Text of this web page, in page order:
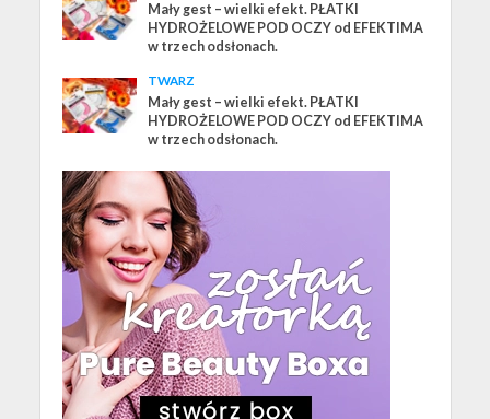
Mały gest – wielki efekt. PŁATKI
HYDROŻELOWE POD OCZY od EFEKTIMA
w trzech odsłonach.
TWARZ
Mały gest – wielki efekt. PŁATKI
HYDROŻELOWE POD OCZY od EFEKTIMA
w trzech odsłonach.